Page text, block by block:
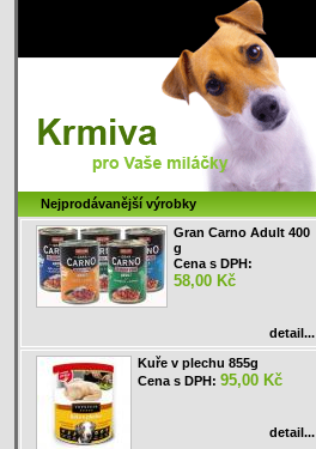
Nejprodávanější výrobky
Gran Carno Adult 400
g
Cena s DPH:
58,00 Kč
detail...
Kuře v plechu 855g
Cena s DPH: 95,00 Kč
detail...